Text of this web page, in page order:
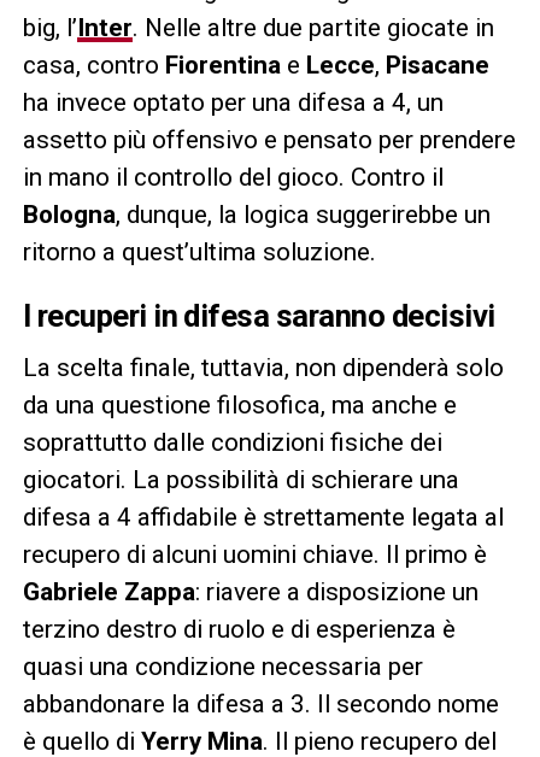
big, l’Inter. Nelle altre due partite giocate in
casa, contro Fiorentina e Lecce, Pisacane
ha invece optato per una difesa a 4, un
assetto più offensivo e pensato per prendere
in mano il controllo del gioco. Contro il
Bologna, dunque, la logica suggerirebbe un
ritorno a quest’ultima soluzione.
I recuperi in difesa saranno decisivi
La scelta finale, tuttavia, non dipenderà solo
da una questione filosofica, ma anche e
soprattutto dalle condizioni fisiche dei
giocatori. La possibilità di schierare una
difesa a 4 affidabile è strettamente legata al
recupero di alcuni uomini chiave. Il primo è
Gabriele Zappa: riavere a disposizione un
terzino destro di ruolo e di esperienza è
quasi una condizione necessaria per
abbandonare la difesa a 3. Il secondo nome
è quello di Yerry Mina. Il pieno recupero del